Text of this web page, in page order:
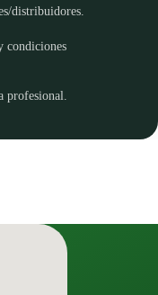
distribuidores.
condiciones
profesional.